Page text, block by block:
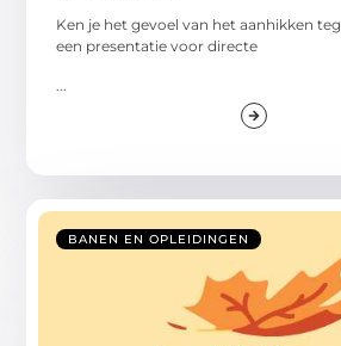
Ken je het gevoel van het aanhikken
een presentatie voor directe
BANEN EN OPLEIDINGEN